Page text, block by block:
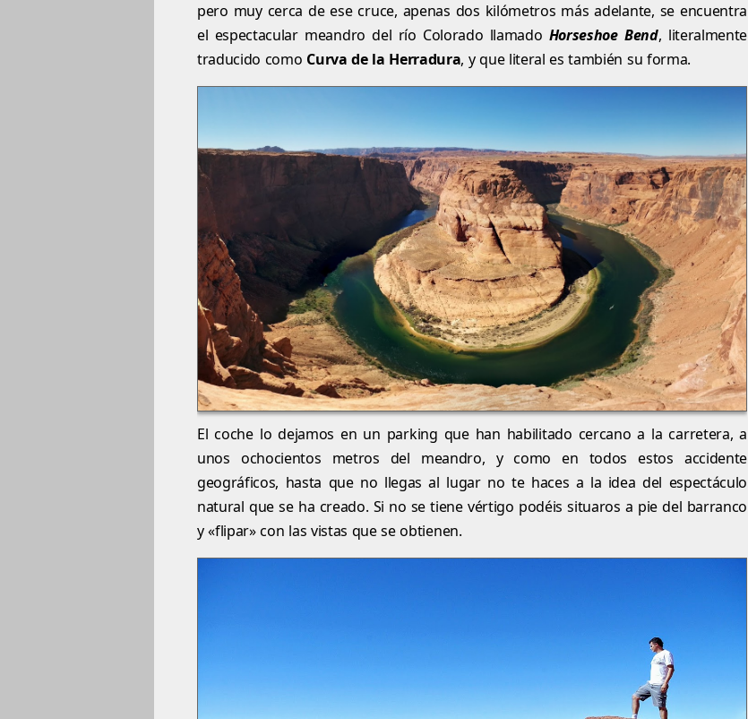
pero muy cerca de ese cruce, apenas dos kilómetros más adelante, se encuentra
el espectacular meandro del río Colorado llamado Horseshoe Bend, literalmente
traducido como Curva de la Herradura, y que literal es también su forma.
El coche lo dejamos en un parking que han habilitado cercano a la carretera, a
unos ochocientos metros del meandro, y como en todos estos accidente
geográficos, hasta que no llegas al lugar no te haces a la idea del espectáculo
natural que se ha creado. Si no se tiene vértigo podéis situaros a pie del barranco
y «flipar» con las vistas que se obtienen.